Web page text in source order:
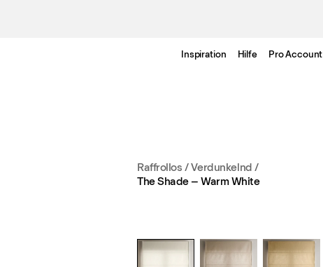
Inspiration Hilfe Pro Account
Raffrollos / Verdunkelnd /
The Shade – Warm White